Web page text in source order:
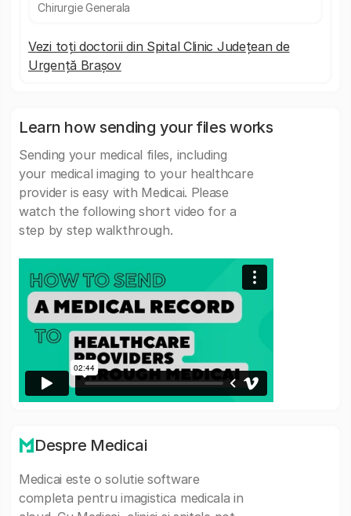
Chirurgie Generala
Vezi toți doctorii din Spital Clinic Județean de
Urgență Brașov
Learn how sending your files works
Sending your medical files, including
your medical imaging to your healthcare
provider is easy with Medicai. Please
watch the following short video for a
step by step walkthrough.
Despre Medicai
Medicai este o solutie software
completa pentru imagistica medicala in